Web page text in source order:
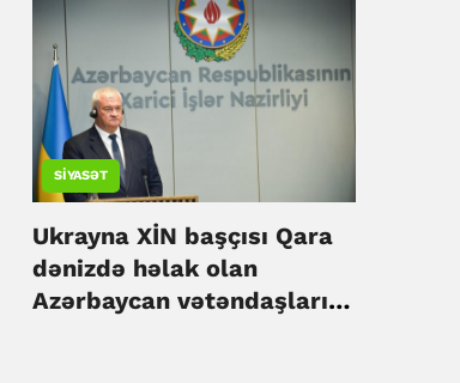
SIYASƏT
Ukrayna XİN başçısı Qara
dənizdə həlak olan
Azərbaycan vətəndaşları